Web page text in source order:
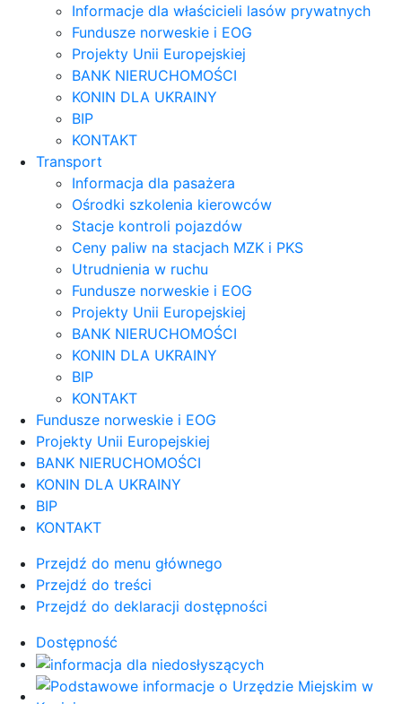
Informacje dla właścicieli lasów prywatnych
Fundusze norweskie i EOG
Projekty Unii Europejskiej
BANK NIERUCHOMOŚCI
KONIN DLA UKRAINY
BIP
KONTAKT
Transport
Informacja dla pasażera
Ośrodki szkolenia kierowców
Stacje kontroli pojazdów
Ceny paliw na stacjach MZK i PKS
Utrudnienia w ruchu
Fundusze norweskie i EOG
Projekty Unii Europejskiej
BANK NIERUCHOMOŚCI
KONIN DLA UKRAINY
BIP
KONTAKT
Fundusze norweskie i EOG
Projekty Unii Europejskiej
BANK NIERUCHOMOŚCI
KONIN DLA UKRAINY
BIP
KONTAKT
Przejdź do menu głównego
Przejdź do treści
Przejdź do deklaracji dostępności
Dostępność